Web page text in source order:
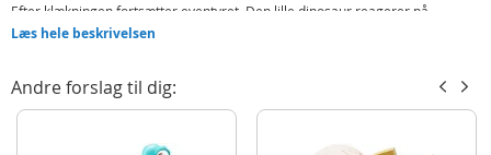
Efter klækningen fortsætter eventyret. Den lille dinosaur reagerer på
stemme, bevægelse og berøring. Den kan brøle, le, følge efter lyd og
deres helt egen urtidsven. Hver pakke indeholder én interaktiv T-Rex
dinosaur, der klækker fra et æg. Batterier er inkluderet, så det er bare at
åbne pakken og starte eventyret med det samme.
Læs hele beskrivelsen
Andre forslag til dig: